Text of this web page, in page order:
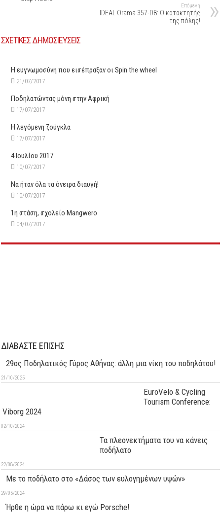
Επόμενη
IDEAL Orama 357-D8: Ο κατακτητής
της πόλης!
ΣΧΕΤΙΚΕΣ ΔΗΜΟΣΙΕΥΣΕΙΣ
Η ευγνωμοσύνη που εισέπραξαν οι Spin the wheel
21/07/2017
Ποδηλατώντας μόνη στην Αφρική
17/07/2017
Η λεγόμενη ζούγκλα
17/07/2017
4 Ιουλίου 2017
10/07/2017
Να ήταν όλα τα όνειρα διαυγή!
10/07/2017
1η στάση, σχολείο Mangwero
04/07/2017
ΔΙΑΒΑΣΤΕ ΕΠΙΣΗΣ
29oς Ποδηλατικός Γύρος Αθήνας: άλλη μια νίκη του ποδηλάτου!
21/10/2025
EuroVelo & Cycling
Tourism Conference:
Viborg 2024
02/10/2024
Τα πλεονεκτήματα του να κάνεις
ποδήλατο
22/08/2024
Με το ποδήλατο στο «Δάσος των ευλογημένων υψών»
29/05/2024
Ήρθε η ώρα να πάρω κι εγώ Porsche!